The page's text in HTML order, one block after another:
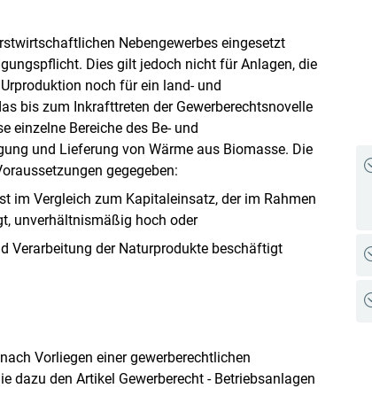
Nebengewerbes eingesetzt
Dies gilt jedoch nicht für Anlagen, die
noch für ein land- und
bis zum Inkrafttreten der Gewerberechtsnovelle
einzelne Bereiche des Be- und
und Lieferung von Wärme aus Biomasse. Die
gegegeben:
im Vergleich zum Kapitaleinsatz, der im Rahmen
unverhältnismäßig hoch oder
Verarbeitung der Naturprodukte beschäftigt
Vorliegen einer gewerberechtlichen
dazu den Artikel Gewerberecht - Betriebsanlagen